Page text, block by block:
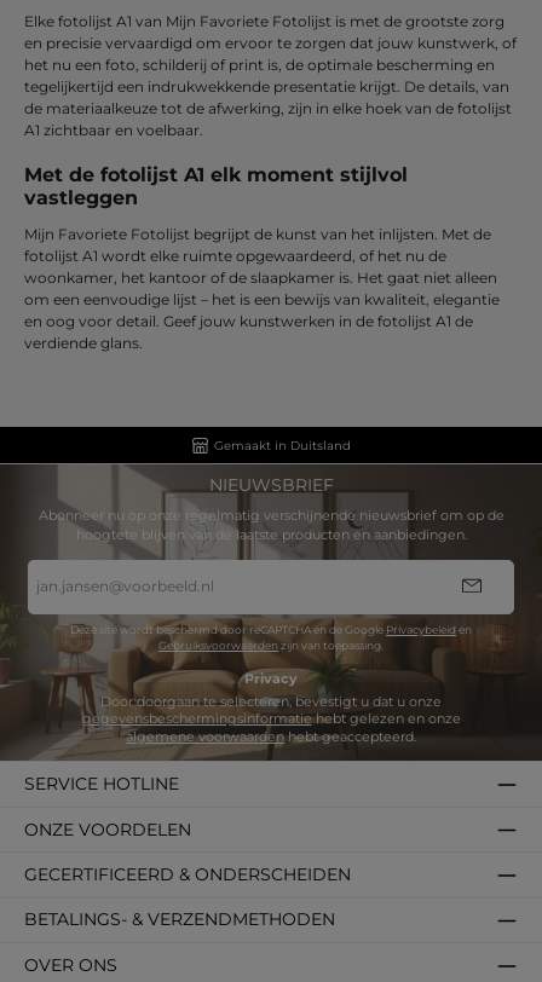
Elke fotolijst A1 van Mijn Favoriete Fotolijst is met de grootste zorg
en precisie vervaardigd om ervoor te zorgen dat jouw kunstwerk, of
het nu een foto, schilderij of print is, de optimale bescherming en
tegelijkertijd een indrukwekkende presentatie krijgt. De details, van
de materiaalkeuze tot de afwerking, zijn in elke hoek van de fotolijst
A1 zichtbaar en voelbaar.
Met de fotolijst A1 elk moment stijlvol
vastleggen
Mijn Favoriete Fotolijst begrijpt de kunst van het inlijsten. Met de
fotolijst A1 wordt elke ruimte opgewaardeerd, of het nu de
woonkamer, het kantoor of de slaapkamer is. Het gaat niet alleen
om een eenvoudige lijst – het is een bewijs van kwaliteit, elegantie
en oog voor detail. Geef jouw kunstwerken in de fotolijst A1 de
verdiende glans.
Gemaakt in Duitsland
NIEUWSBRIEF
Abonneer nu op onze regelmatig verschijnende nieuwsbrief om op de
hoogtete blijven van de laatste producten en aanbiedingen.
mailadres
*
Deze site wordt beschermd door reCAPTCHA en de Google Privacybeleid en
Gebruiksvoorwaarden zijn van toepassing.
Privacy
gegevensbeschermingsinformatie
algemene voorwaardenhebt geaccepteerd.
SERVICE HOTLINE
BETALINGS- & VERZENDMETHODEN
OVER ONS
GECERTIFICEERD & ONDERSCHEIDEN
ONZE VOORDELEN